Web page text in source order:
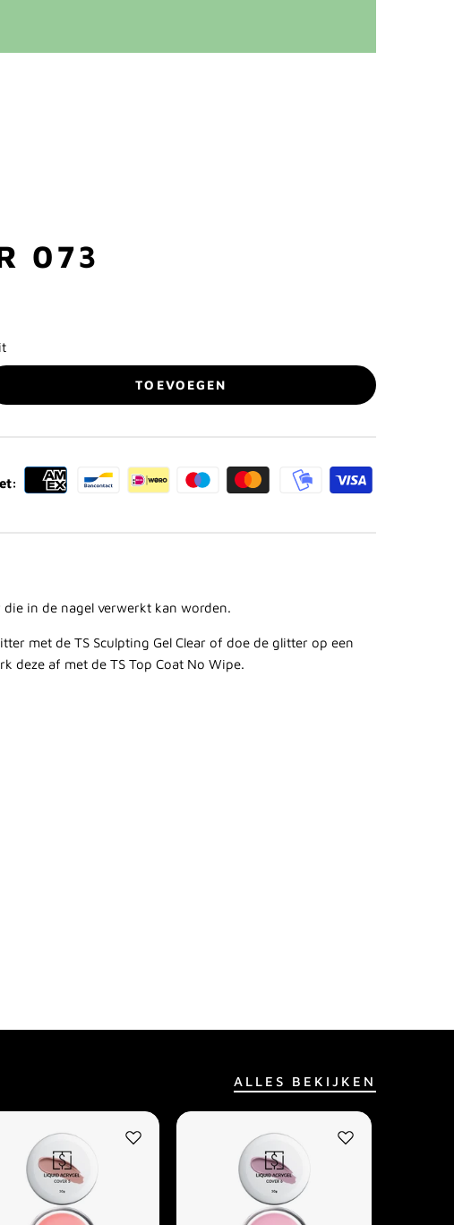
073
TOEVOEGEN
die in de nagel verwerkt kan worden.
met de TS Sculpting Gel Clear of doe de glitter op een
deze af met de TS Top Coat No Wipe.
ALLES BEKIJKEN